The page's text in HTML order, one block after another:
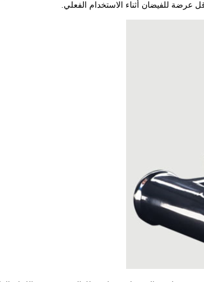
عرضة للفيضان أثناء الاستخدام الفعلي.